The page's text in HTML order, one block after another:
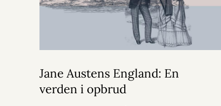
Jane Austens England: En
verden i opbrud